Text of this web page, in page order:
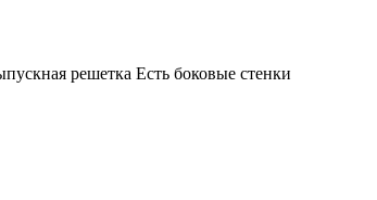
решетка Есть боковые стенки